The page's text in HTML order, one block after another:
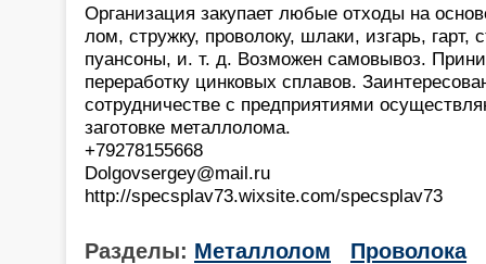
Организация закупает любые отходы на
лом, стружку, проволоку, шлаки, изгарь,
пуансоны, и. т. д. Возможен самовывоз.
переработку цинковых сплавов.
сотрудничестве с предприятиями
заготовке металлолома.
+79278155668
Dolgovsergey@mail.ru
http://specsplav73.wixsite.com/specsplav73
Разделы: Металлолом Проволока